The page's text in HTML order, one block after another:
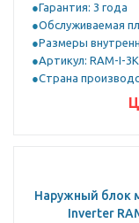
Гарантия: 3 года
Обслуживаемая
Размеры
Артикул: RAM-I-
Страна
Наружный блок
Inverter